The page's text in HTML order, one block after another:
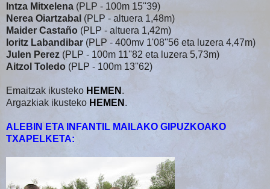
Intza Mitxelena (PLP - 100m 15''39)
Nerea Oiartzabal (PLP - altuera 1,48m)
Maider Castaño (PLP - altuera 1,42m)
Ioritz Labandibar (PLP - 400mv 1'08''56 eta luzera 4,47m)
Julen Perez (PLP - 100m 11''82 eta luzera 5,73m)
Aitzol Toledo (PLP - 100m 13''62)
Emaitzak ikusteko HEMEN .
Argazkiak ikusteko HEMEN .
ALEBIN ETA INFANTIL MAILAKO GIPUZKOAKO
TXAPELKETA: